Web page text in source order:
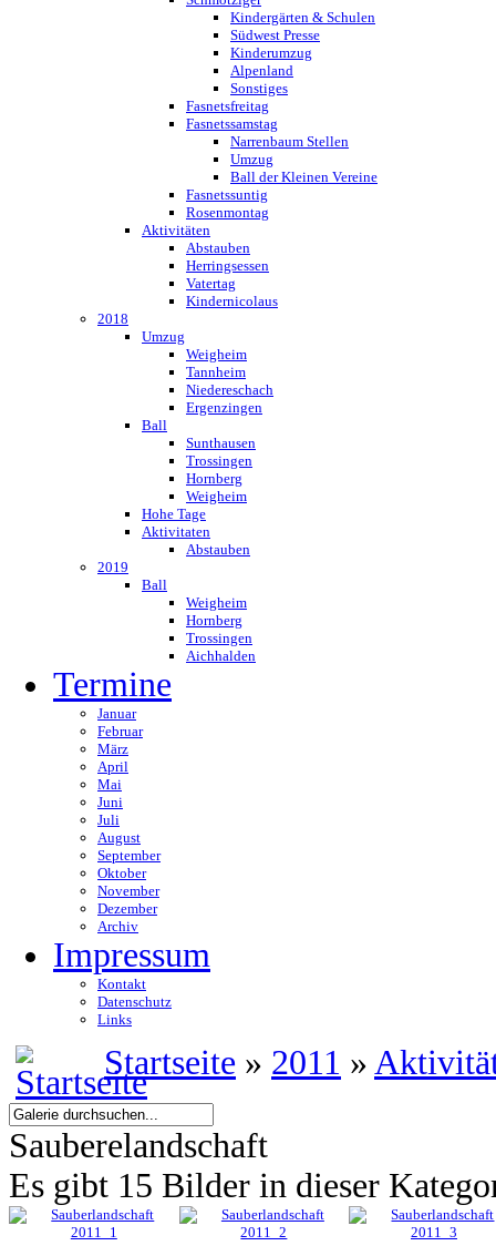
Kindergärten & Schulen
Südwest Presse
Kinderumzug
Alpenland
Sonstiges
Fasnetsfreitag
Fasnetssamstag
Narrenbaum Stellen
Umzug
Ball der Kleinen Vereine
Fasnetssuntig
Rosenmontag
Aktivitäten
Abstauben
Herringsessen
Vatertag
Kindernicolaus
2018
Umzug
Weigheim
Tannheim
Niedereschach
Ergenzingen
Ball
Sunthausen
Trossingen
Hornberg
Weigheim
Hohe Tage
Aktivitaten
Abstauben
2019
Ball
Weigheim
Hornberg
Trossingen
Aichhalden
Termine
Januar
Februar
März
April
Mai
Juni
Juli
August
September
Oktober
November
Dezember
Archiv
Impressum
Kontakt
Datenschutz
Links
Startseite » 2011 »
Sauberelandschaft
Es gibt 15 Bilder in dieser